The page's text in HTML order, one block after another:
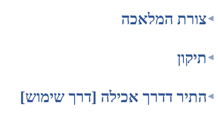
המלאכה
דדרך אכילה [דרך שימוש]